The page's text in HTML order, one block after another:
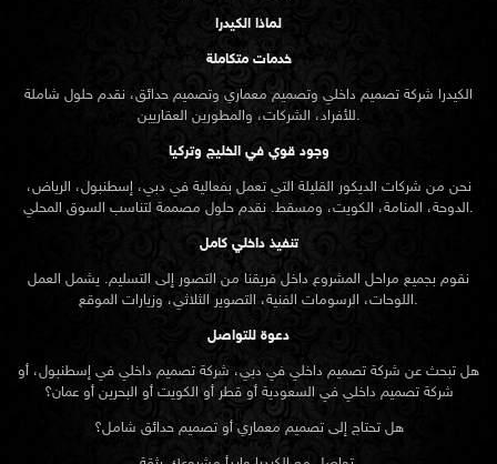
لماذا الكيدرا
خدمات متكاملة
الكيدرا شركة تصميم داخلي وتصميم معماري وتصميم حدائق، نقدم حلول شاملة
للأفراد، الشركات، والمطورين العقاريين.
وجود قوي في الخليج وتركيا
نحن من شركات الديكور القليلة التي تعمل بفعالية في دبي، إسطنبول، الرياض،
الدوحة، المنامة، الكويت، ومسقط. نقدم حلول مصممة لتناسب السوق المحلي.
تنفيذ داخلي كامل
نقوم بجميع مراحل المشروع داخل فريقنا من التصور إلى التسليم. يشمل العمل
اللوحات، الرسومات الفنية، التصوير الثلاثي، وزيارات الموقع.
دعوة للتواصل
هل تبحث عن شركة تصميم داخلي في دبي، شركة تصميم داخلي في إسطنبول، أو
شركة تصميم داخلي في السعودية أو قطر أو الكويت أو البحرين أو عمان؟
هل تحتاج إلى تصميم معماري أو تصميم حدائق شامل؟